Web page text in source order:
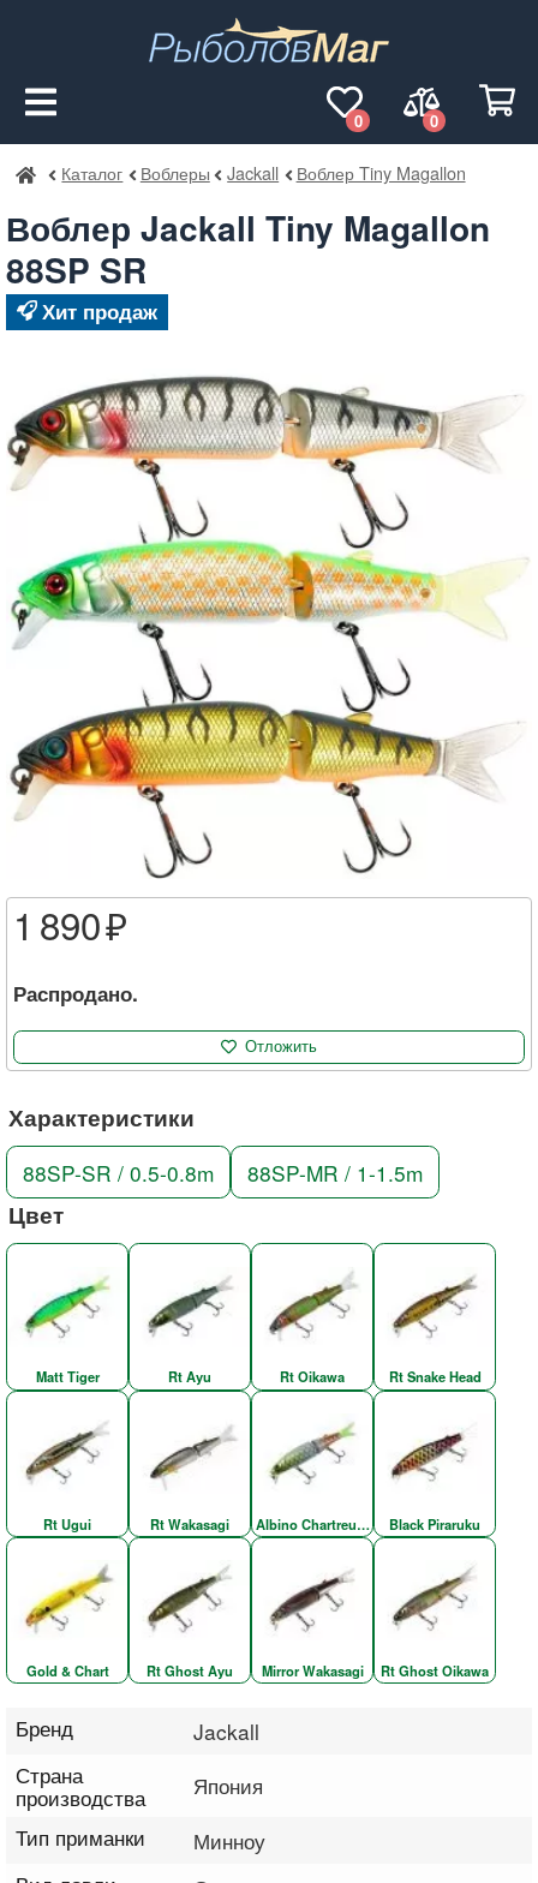
0
0
РыболовМаг
Каталог Воблеры Jackall Воблер Tiny Magallon
Воблер Jackall Tiny Magallon
88SP SR
Хит продаж
Характеристики
88SP-SR / 0.5-0.8m 88SP-MR / 1-1.5m
Цвет
Matt Tiger Rt Ayu Rt Oikawa Rt Snake Head
Rt Ugui Rt Wakasagi Albino Chartreuse PirarukuBlack Piraruku
Gold & Chart Rt Ghost Ayu Mirror Wakasagi Rt Ghost Oikawa
Бренд
Jackall
Страна
производства
Япония
Тип приманки
Минноу
1 890
Распродано.
Отложить